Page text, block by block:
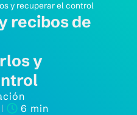
y recuperar el control
recibos de
y
6 min